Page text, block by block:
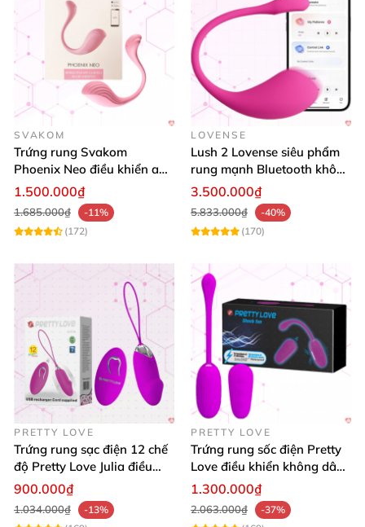
SVAKOM
Trứng rung Svakom
Phoenix Neo điều khiển app
silicon siêu mềm khoái cảm
1.500.000₫
1.685.000₫
-11%
(172)
LOVENSE
Lush 2 Lovense siêu phẩm
rung mạnh Bluetooth không
dây cao cấp
3.500.000₫
5.833.000₫
-40%
(170)
PRETTY LOVE
Trứng rung sạc điện 12 chế
độ Pretty Love Julia điều
khiển từ xa
900.000₫
1.034.000₫
-13%
PRETTY LOVE
Trứng rung sốc điện Pretty
Love điều khiển không dây
sang trọng kích thích
1.300.000₫
2.063.000₫
-37%